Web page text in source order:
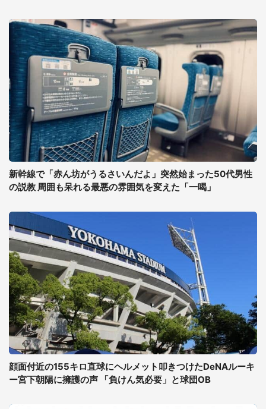
新幹線で「赤ん坊がうるさいんだよ」突然始まった50代男性
の説教 周囲も呆れる最悪の雰囲気を変えた「一喝」
顔面付近の155キロ直球にヘルメット叩きつけたDeNAルーキ
ー宮下朝陽に擁護の声 「負けん気必要」と球団OB